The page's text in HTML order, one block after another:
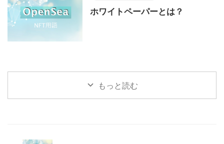
ホワイトペーパーとは？
もっと読む